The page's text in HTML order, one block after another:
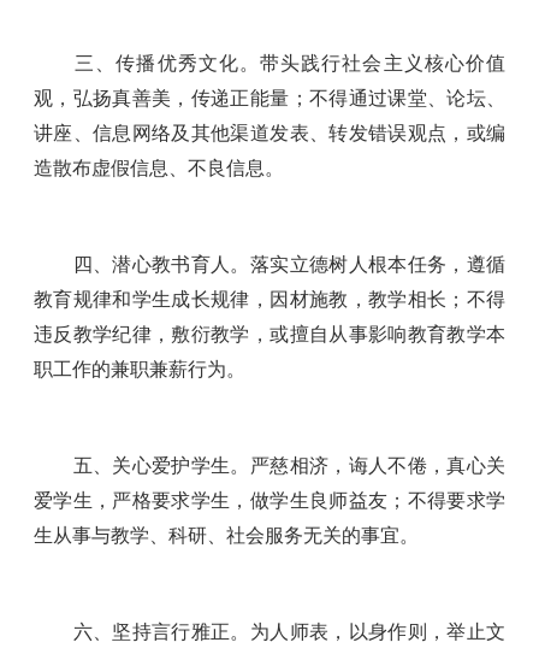
三、传播优秀文化。带头践行社会主义核心价值
观，弘扬真善美，传递正能量；不得通过课堂、论坛、
讲座、信息网络及其他渠道发表、转发错误观点，或编
造散布虚假信息、不良信息。
四、潜心教书育人。落实立德树人根本任务，遵循
教育规律和学生成长规律，因材施教，教学相长；不得
违反教学纪律，敷衍教学，或擅自从事影响教育教学本
职工作的兼职兼薪行为。
五、关心爱护学生。严慈相济，诲人不倦，真心关
爱学生，严格要求学生，做学生良师益友；不得要求学
生从事与教学、科研、社会服务无关的事宜。
六、坚持言行雅正。为人师表，以身作则，举止文